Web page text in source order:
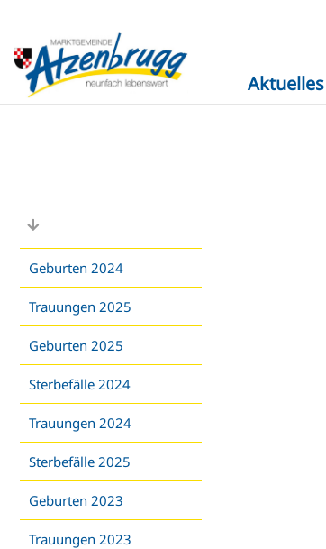
Aktuelles
Geburten 2024
Trauungen 2025
Geburten 2025
Sterbefälle 2024
Trauungen 2024
Sterbefälle 2025
Geburten 2023
Trauungen 2023